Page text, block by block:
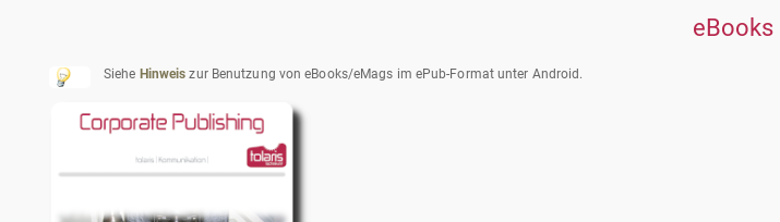
eBooks
Siehe Hinweis zur Benutzung von eBooks/eMags im ePub-Format unter Android.